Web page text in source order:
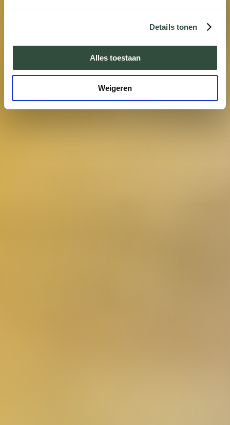
Details tonen
Alles toestaan
Weigeren